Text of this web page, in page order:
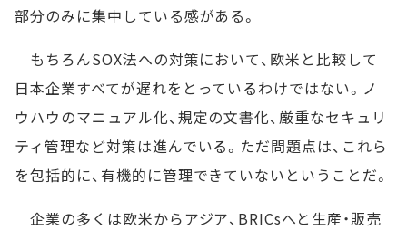
部分のみに集中している感がある。
もちろんSOX法への対策において、欧米と比較して
日本企業すべてが遅れをとっているわけではない。ノ
ウハウのマニュアル化、規定の文書化、厳重なセキュリ
ティ管理など対策は進んでいる。ただ問題点は、これら
を包括的に、有機的に管理できていないということだ。
企業の多くは欧米からアジア、BRICsへと生産・販売